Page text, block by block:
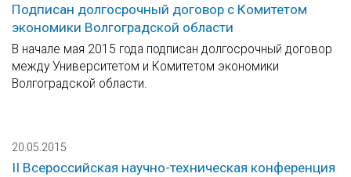
Подписан долгосрочный договор с Комитетом
экономики Волгоградской области
В начале мая 2015 года подписан долгосрочный договор
между Университетом и Комитетом экономики
Волгоградской области.
20.05.2015
II Всероссийская научно-техническая конференция